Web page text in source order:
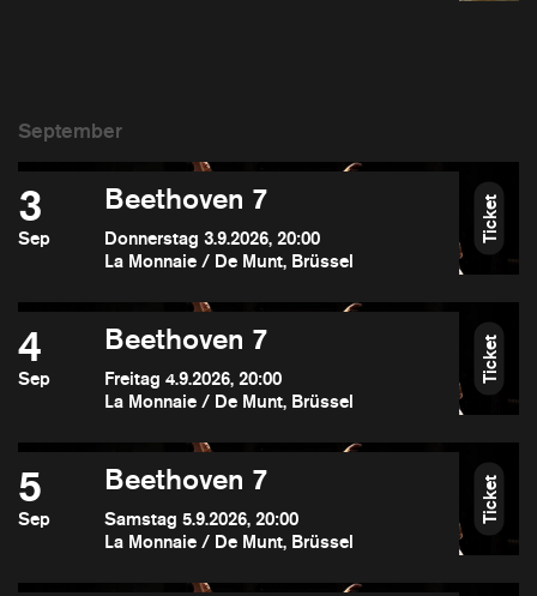
3
Sep
Beethoven 7
Donnerstag 3.9.2026, 20:00
La Monnaie / De Munt, Brüssel
Ticket
4
Sep
Beethoven 7
Freitag 4.9.2026, 20:00
La Monnaie / De Munt, Brüssel
Ticket
5
Sep
Beethoven 7
Samstag 5.9.2026, 20:00
La Monnaie / De Munt, Brüssel
Ticket